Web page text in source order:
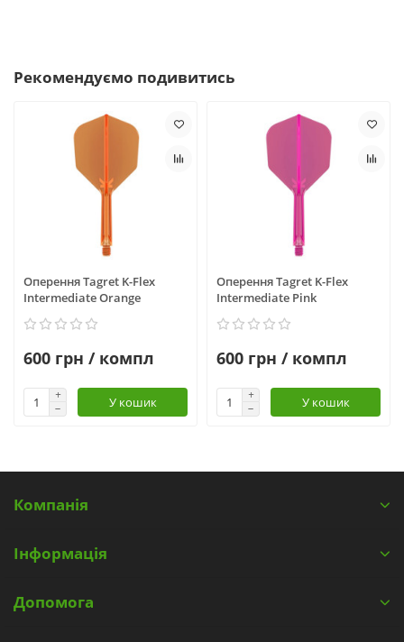
Рекомендуємо подивитись
Оперення Tagret K-Flex
Intermediate Orange
600 грн / компл
У кошик
Оперення Tagret K-Flex
Intermediate Pink
600 грн / компл
У кошик
Компанія
Інформація
Допомога